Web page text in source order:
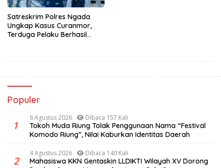
Satreskrim Polres Ngada
Ungkap Kasus Curanmor,
Terduga Pelaku Berhasil
Populer
1
6 Agustus 2026 Dibaca 157 Kali
Tokoh Muda Riung Tolak Penggunaan Nama “Festival
Komodo Riung”, Nilai Kaburkan Identitas Daerah
2
4 Agustus 2026 Dibaca 140 Kali
Mahasiswa KKN Gentaskin LLDIKTI Wilayah XV Dorong